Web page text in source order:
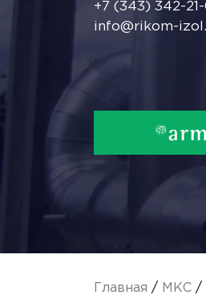
+7 (343) 342-21-
info@rikom-
Главная / МКС /